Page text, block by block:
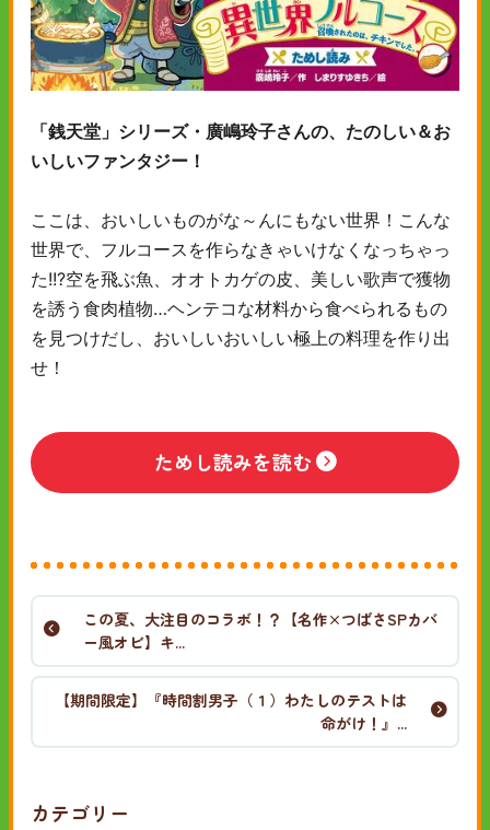
「銭天堂」シリーズ・廣嶋玲子さんの、たのしい＆お
いしいファンタジー！
ここは、おいしいものがな～んにもない世界！こんな
世界で、フルコースを作らなきゃいけなくなっちゃっ
た!!?空を飛ぶ魚、オオトカゲの皮、美しい歌声で獲物
を誘う食肉植物…ヘンテコな材料から食べられるもの
を見つけだし、おいしいおいしい極上の料理を作り出
せ！
ためし読みを読む
この夏、大注目のコラボ！？【名作×つばさSPカバ
ー風オビ】キ...
【期間限定】『時間割男子（１）わたしのテストは
命がけ！』...
カテゴリー